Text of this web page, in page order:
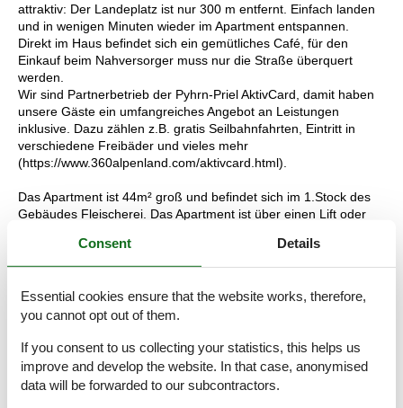
attraktiv: Der Landeplatz ist nur 300 m entfernt. Einfach landen
und in wenigen Minuten wieder im Apartment entspannen.
Direkt im Haus befindet sich ein gemütliches Café, für den
Einkauf beim Nahversorger muss nur die Straße überquert
werden.
Wir sind Partnerbetrieb der Pyhrn-Priel AktivCard, damit haben
unsere Gäste ein umfangreiches Angebot an Leistungen
inklusive. Dazu zählen z.B. gratis Seilbahnfahrten, Eintritt in
verschiedene Freibäder und vieles mehr
(https://www.360alpenland.com/aktivcard.html).
Das Apartment ist 44m² groß und befindet sich im 1.Stock des
Gebäudes Fleischerei. Das Apartment ist über einen Lift oder
großzügiger Vorraum mit Kleiderschrank und Spiegel. Ein WC
mit Waschbecken ist über diesen Vorraum direkt begehbar.
und Couch (bei Bedarf ausklappbar). Ein Stockbett befindet sich
ebenfalls in diesem Raum und kann je nach Bedarf mit wenigen
ein Reisegitterbett zur Verfügung gestellt werden.
Die Küchenzeile im Wohn-/Esszimmer besteht aus Kühlschrank
mit kleinem Gefrierfach, Geschirrspüler, Herd und Backofen.
Consent Details
Essential cookies ensure that the website works, therefore,
you cannot opt out of them.
If you consent to us collecting your statistics, this helps us
improve and develop the website. In that case, anonymised
data will be forwarded to our subcontractors.